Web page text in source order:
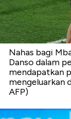
Nahas bagi
Danso dalam
mendapatkan
mengeluarkan
AFP)